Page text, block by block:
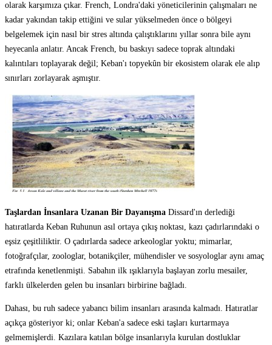
olarak karşımıza çıkar. French, Londra'daki yöneticilerinin çalışmaları ne
kadar yakından takip ettiğini ve sular yükselmeden önce o bölgeyi
belgelemek için nasıl bir stres altında çalıştıklarını yıllar sonra bile aynı
heyecanla anlatır. Ancak French, bu baskıyı sadece toprak altındaki
kalıntıları toplayarak değil; Keban'ı topyekûn bir ekosistem olarak ele alıp
sınırları zorlayarak aşmıştır.
Taşlardan İnsanlara Uzanan Bir Dayanışma Dissard'ın derlediği
hatıratlarda Keban Ruhunun asıl ortaya çıkış noktası, kazı çadırlarındaki o
eşsiz çeşitliliktir. O çadırlarda sadece arkeologlar yoktu; mimarlar,
fotoğrafçılar, zoologlar, botanikçiler, mühendisler ve sosyologlar aynı amaç
etrafında kenetlenmişti. Sabahın ilk ışıklarıyla başlayan zorlu mesailer,
farklı ülkelerden gelen bu insanları birbirine bağladı.
Dahası, bu ruh sadece yabancı bilim insanları arasında kalmadı. Hatıratlar
açıkça gösteriyor ki; onlar Keban'a sadece eski taşları kurtarmaya
gelmemişlerdi. Kazılara katılan bölge insanlarıyla kurulan dostluklar